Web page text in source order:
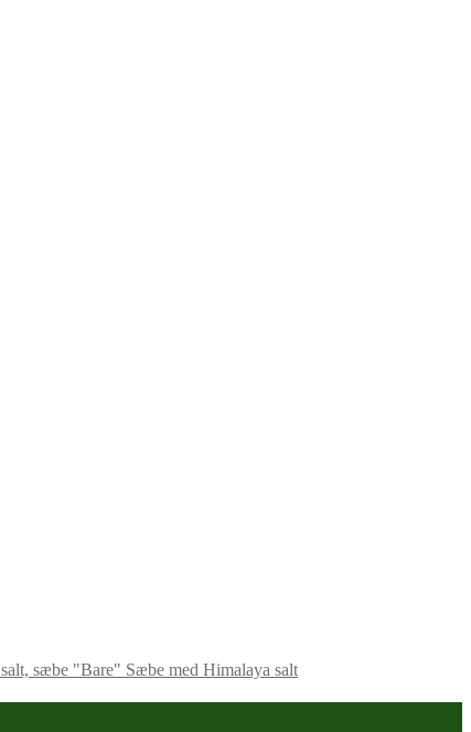
"Bare" Sæbe med Himalaya salt